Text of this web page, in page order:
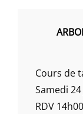
Cours de
Samedi
RDV